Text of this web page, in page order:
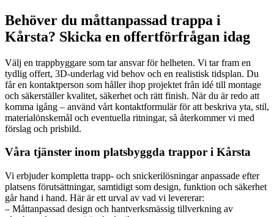
Behöver du måttanpassad trappa i
Kårsta? Skicka en offertförfrågan idag
Välj en trappbyggare som tar ansvar för helheten. Vi tar fram en
tydlig offert, 3D-underlag vid behov och en realistisk tidsplan. Du
får en kontaktperson som håller ihop projektet från idé till montage
och säkerställer kvalitet, säkerhet och rätt finish. När du är redo att
komma igång – använd vårt kontaktformulär för att beskriva yta, stil,
materialönskemål och eventuella ritningar, så återkommer vi med
förslag och prisbild.
Våra tjänster inom platsbyggda trappor i Kårsta
Vi erbjuder kompletta trapp- och snickerilösningar anpassade efter
platsens förutsättningar, samtidigt som design, funktion och säkerhet
går hand i hand. Här är ett urval av vad vi levererar:
– Måttanpassad design och hantverksmässig tillverkning av